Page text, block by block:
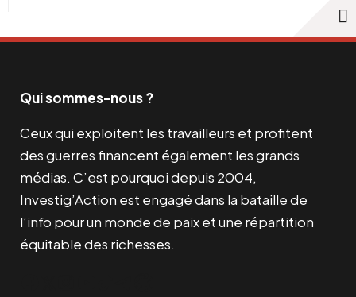
Qui sommes-nous ?
Ceux qui exploitent les travailleurs et profitent
des guerres financent également les grands
médias. C’est pourquoi depuis 2004,
Investig’Action est engagé dans la bataille de
l’info pour un monde de paix et une répartition
équitable des richesses.